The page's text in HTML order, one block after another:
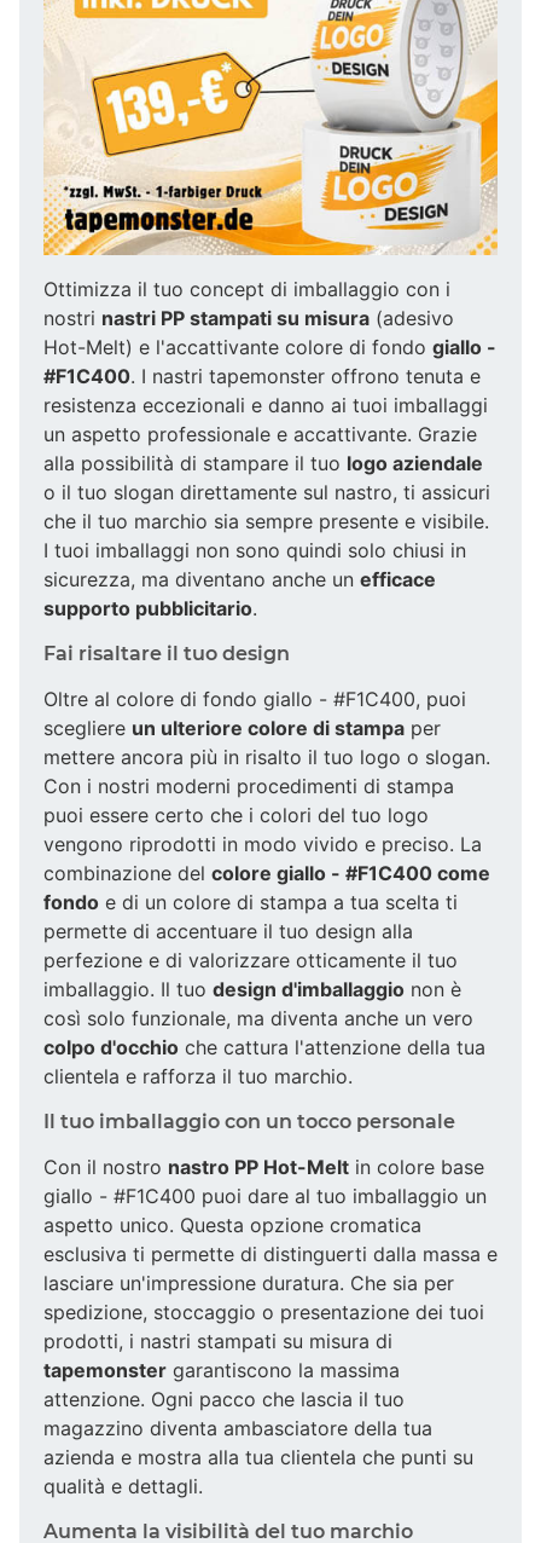
Ottimizza il tuo concept di imballaggio con i
nostri nastri PP stampati su misura (adesivo
Hot-Melt) e l'accattivante colore di fondo giallo -
#F1C400. I nastri tapemonster offrono tenuta e
resistenza eccezionali e danno ai tuoi imballaggi
un aspetto professionale e accattivante. Grazie
alla possibilità di stampare il tuo logo aziendale
o il tuo slogan direttamente sul nastro, ti assicuri
che il tuo marchio sia sempre presente e visibile.
I tuoi imballaggi non sono quindi solo chiusi in
sicurezza, ma diventano anche un efficace
supporto pubblicitario.
Fai risaltare il tuo design
Oltre al colore di fondo giallo - #F1C400, puoi
scegliere un ulteriore colore di stampa per
mettere ancora più in risalto il tuo logo o slogan.
Con i nostri moderni procedimenti di stampa
puoi essere certo che i colori del tuo logo
vengono riprodotti in modo vivido e preciso. La
combinazione del colore giallo - #F1C400 come
fondo e di un colore di stampa a tua scelta ti
permette di accentuare il tuo design alla
perfezione e di valorizzare otticamente il tuo
imballaggio. Il tuo design d'imballaggio non è
così solo funzionale, ma diventa anche un vero
colpo d'occhio che cattura l'attenzione della tua
clientela e rafforza il tuo marchio.
Il tuo imballaggio con un tocco personale
Con il nostro nastro PP Hot-Melt in colore base
giallo - #F1C400 puoi dare al tuo imballaggio un
aspetto unico. Questa opzione cromatica
esclusiva ti permette di distinguerti dalla massa e
lasciare un'impressione duratura. Che sia per
spedizione, stoccaggio o presentazione dei tuoi
prodotti, i nastri stampati su misura di
tapemonster garantiscono la massima
attenzione. Ogni pacco che lascia il tuo
magazzino diventa ambasciatore della tua
azienda e mostra alla tua clientela che punti su
qualità e dettagli.
Aumenta la visibilità del tuo marchio